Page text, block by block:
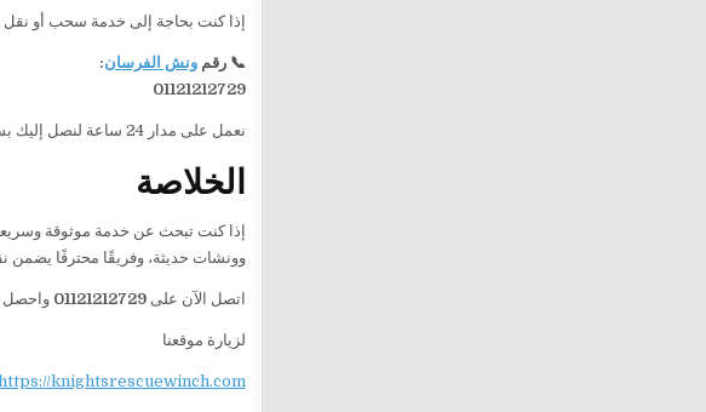
إذا كنت بحاجة إلى خدمة سحب أو نقل
📞 رقمونش الفرسان:
01121212729
نعمل على مدار 24 ساعة لنصل إليك بسرعة ونوفر لك خدمة احترافية تضمن سلامة سيارتك حتى وصولها إلى وجهتها.
الخلاصة
إذا كنت تبحث عن خدمة موثوقة
وونشات حديثة، وفريقًا محترفًا يضمن
اتصل الآن على01121212729
لزيارة موقعنا
knightsrescuewinch.com